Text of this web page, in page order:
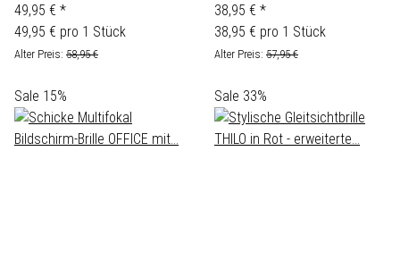
49,95 € *
49,95 € pro 1 Stück
Alter Preis: 58,95 €
38,95 € *
38,95 € pro 1 Stück
Alter Preis: 57,95 €
Sale 15% Sale 33%